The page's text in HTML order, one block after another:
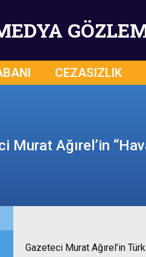
CEZASIZLIK
Murat Ağırel’in
Gazeteci Murat Ağırel’in